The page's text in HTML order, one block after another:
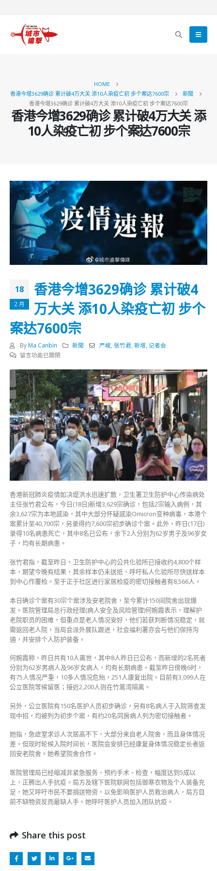
HOME
香港今增3629确诊 累计破4万大关 添10人染疫亡初 步个案达7600宗
新聞
香港今增3629确诊 累计破4万大关 添10人染疫亡初 步个案达7600宗
香港今增3629确诊 累计破4万大关 添
10人染疫亡初 步个案达7600宗
18
2 月
香港今增3629确诊 累计破4
万大关 添10人染疫亡初 步个
案达7600宗
By Ma Canbin 新聞 严峻 张竹君 ,新增 ,记者会
在
港
今
增
3629
确
诊
累
计
破
4
万
大
关
添
10
人
染
疫
初
步
个
达
7600
宗〉
中
留言功能已關閉
香港新冠肺炎疫情如决堤洪水迅速扩散，卫生署卫生防护中心传染病处
主任张竹君公布，今日(18日)新增3,629宗确诊，包括2宗输入病例，其
余3,627宗为本地感染，其中大部分怀疑感染Omicron变种病毒，本港个
案累计至40,700宗，另录得约7,600宗初步确诊个案。此外，昨日(17日)
录得10名病患死亡，其中8名已公布，余下2人分别为62岁男子及96岁女
子，均有长期病患。
张竹君指，截至昨日，卫生防护中心的公共化验所已接收约4,800个样
本，期望今晚有结果，其余样本仍未送抵，呼吁私人化验所尽快送样本
到中心作覆检。至于正于社区进行家居检疫的密切接触者有8,566人。
本日确诊个案有30宗个案涉及安老院舍，至今累计150间院舍出现爆
发。医院管理局总行政经理(病人安全及风险管理)何婉霞表示，理解护
老院职员的困难，但重点是老人情况安好，他们若获判断情况稳定，就
需返回老人院，当局会派外展队跟进，社会福利署亦会与他们保持沟
通，并安排个人防护装备。
何婉霞称，昨日共有10人离世，其中8人昨日已公布，而新增的2名死者
分别为62岁男病人及96岁女病人，均有长期病患。截至昨日傍晚6时，
有75人情况严重，10多人情况危殆，251人康复出院。目前有3,099人在
公立医院等候留医；接近2,200人则在竹篙湾隔离。
另外，公立医院有150名医护人员初步确诊，另有8名病人于入院筛查发
现中招，均被列为初步个案，有约20名同房病人列为密切接触者。
她指，急症室求诊人次居高不下，大部分来自老人院舍，而且身体情况
差。但现时轮候入院时间长，医院会安排已经康复身体情况稳定长者返
回安老院舍。她希望院舍合作。
医院管理局已经缩减非紧急服务、预约手术、检查，幅度达到5成以
上，正腾出人手抗疫。局方及辖下医院联网包括御寒衣物及个人装备充
足，她又呼吁市民不要捐送物资，以免影响医护人员救治病人，局方目
前不缺物资反而最缺人手。她呼吁医护人员加入团队抗疫。
Share this post